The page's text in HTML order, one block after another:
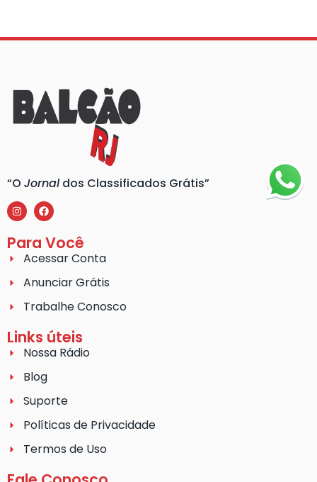
“O Jornaldos Classificados Grátis”
Para Você
Acessar Conta
Anunciar Grátis
Trabalhe Conosco
Links úteis
Nossa Rádio
Blog
Suporte
Políticas de Privacidade
Termos de Uso